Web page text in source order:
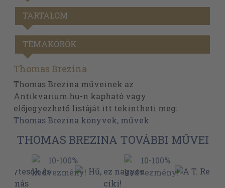
TARTALOM
TÉMAKÖRÖK
Thomas Brezina
Thomas Brezina műveinek az
Antikvarium.hu-n kapható vagy
előjegyezhető listáját itt tekintheti meg:
Thomas Brezina könyvek, művek
THOMAS BREZINA TOVÁBBI MŰVEI